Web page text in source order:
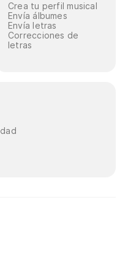
Crea tu perfil musical
Envía álbumes
Envía letras
Correcciones de
letras